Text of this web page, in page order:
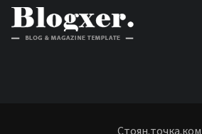
Стоян.точка.ком